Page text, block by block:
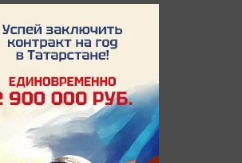
холестерина